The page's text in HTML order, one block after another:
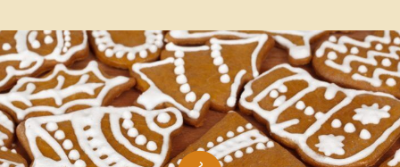
une petite soirée dans un lieu typiquement viennois : un
heuriger ! Mais attention pas n’importe quel heuriger, nous
avons assisté à un « heuriger show » ! Au rendez-vous...